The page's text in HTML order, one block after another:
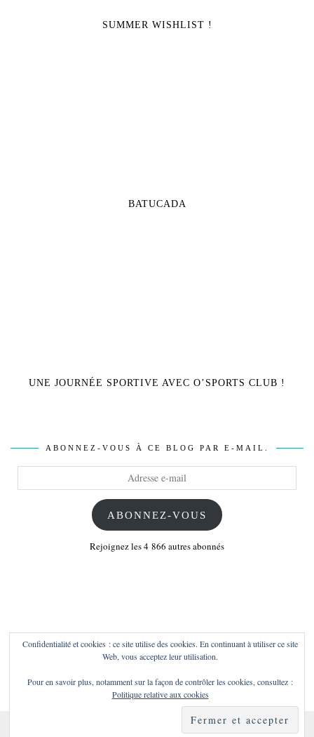
SUMMER WISHLIST !
BATUCADA
UNE JOURNÉE SPORTIVE AVEC O’SPORTS CLUB !
ABONNEZ-VOUS À CE BLOG PAR E-MAIL.
ABONNEZ-VOUS
Rejoignez les 4 866 autres abonnés
Confidentialité et cookies : ce site utilise des cookies. En continuant à utiliser ce site
Web, vous acceptez leur utilisation.
Pour en savoir plus, notamment sur la façon de contrôler les cookies, consultez :
Politique relative aux cookies
LES BONS PLANS DE LILIE – BLOG TOULON :
LIFESTYLE ❘ BONS PLANS ❘ MODE ❘ GEEK ❘ DISNEY